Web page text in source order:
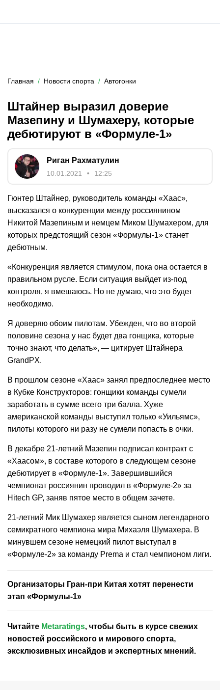
Главная Новости спорта Автогонки
Штайнер выразил доверие
Мазепину и Шумахеру, которые
дебютируют в «Формуле-1»
Риган Рахматулин
10.01.2021 12:25
Гюнтер Штайнер, руководитель команды «Хаас»,
высказался о конкуренции между россиянином
Никитой Мазепиным и немцем Миком Шумахером, для
которых предстоящий сезон «Формулы-1» станет
дебютным.
«Конкуренция является стимулом, пока она остается в
правильном русле. Если ситуация выйдет из-под
контроля, я вмешаюсь. Но не думаю, что это будет
необходимо.
Я доверяю обоим пилотам. Убежден, что во второй
половине сезона у нас будет два гонщика, которые
точно знают, что делать», — цитирует Штайнера
GrandPX.
В прошлом сезоне «Хаас» занял предпоследнее место
в Кубке Конструкторов: гонщики команды сумели
заработать в сумме всего три балла. Хуже
американской команды выступил только «Уильямс»,
пилоты которого ни разу не сумели попасть в очки.
В декабре 21-летний Мазепин подписал контракт с
«Хаасом», в составе которого в следующем сезоне
дебютирует в «Формуле-1». Завершившийся
чемпионат россиянин проводил в «Формуле-2» за
Hitech GP, заняв пятое место в общем зачете.
21-летний Мик Шумахер является сыном легендарного
семикратного чемпиона мира Михаэля Шумахера. В
минувшем сезоне немецкий пилот выступал в
«Формуле-2» за команду Prema и стал чемпионом лиги.
Организаторы Гран-при Китая хотят перенести
этап «Формулы-1»
Читайте Metaratings, чтобы быть в курсе свежих
новостей российского и мирового спорта,
эксклюзивных инсайдов и экспертных мнений.